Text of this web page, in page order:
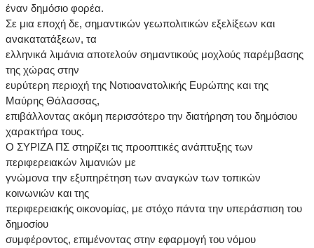
έναν δημόσιο φορέα.
Σε μια εποχή δε, σημαντικών γεωπολιτικών εξελίξεων και
ανακατατάξεων, τα
ελληνικά λιμάνια αποτελούν σημαντικούς μοχλούς παρέμβασης
της χώρας στην
ευρύτερη περιοχή της Νοτιοανατολικής Ευρώπης και της
Μαύρης Θάλασσας,
επιβάλλοντας ακόμη περισσότερο την διατήρηση του δημόσιου
χαρακτήρα τους.
Ο ΣΥΡΙΖΑ ΠΣ στηρίζει τις προοπτικές ανάπτυξης των
περιφερειακών λιμανιών με
γνώμονα την εξυπηρέτηση των αναγκών των τοπικών
κοινωνιών και της
περιφερειακής οικονομίας, με στόχο πάντα την υπεράσπιση του
δημοσίου
συμφέροντος, επιμένοντας στην εφαρμογή του νόμου